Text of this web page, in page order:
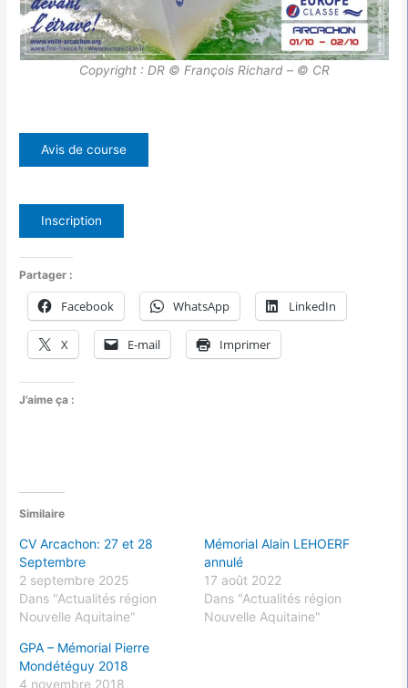
Copyright : DR © François Richard – © CR
Avis de course
Inscription
Partager :
Facebook WhatsApp LinkedIn
X E-mail Imprimer
J’aime ça :
Similaire
CV Arcachon: 27 et 28
Septembre
2 septembre 2025
Dans "Actualités région
Nouvelle Aquitaine"
Mémorial Alain LEHOERF
annulé
17 août 2022
Dans "Actualités région
Nouvelle Aquitaine"
GPA – Mémorial Pierre
Mondétéguy 2018
4 novembre 2018